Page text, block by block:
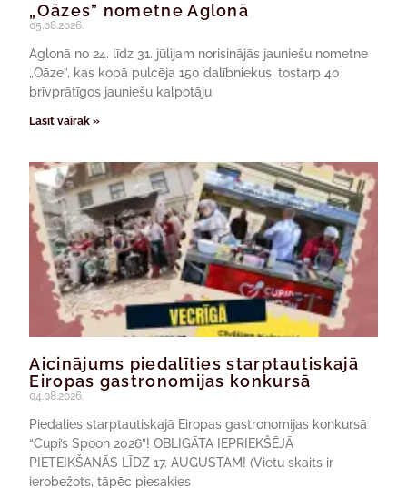
„Oāzes” nometne Aglonā
05.08.2026.
Aglonā no 24. līdz 31. jūlijam norisinājās jauniešu nometne
„Oāze”, kas kopā pulcēja 150 dalībniekus, tostarp 40
brīvprātīgos jauniešu kalpotāju
Lasīt vairāk »
Aicinājums piedalīties starptautiskajā
Eiropas gastronomijas konkursā
04.08.2026.
Piedalies starptautiskajā Eiropas gastronomijas konkursā
“Cupi’s Spoon 2026”! OBLIGĀTA IEPRIEKŠĒJĀ
PIETEIKŠANĀS LĪDZ 17. AUGUSTAM! (Vietu skaits ir
ierobežots, tāpēc piesakies